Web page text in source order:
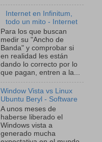
Internet en Infinitum,
todo un mito - Internet
Para los que buscan
medir su "Ancho de
Banda" y comprobar si
en realidad les están
dando lo correcto por lo
que pagan, entren a la...
Window Vista vs Linux
Ubuntu Beryl - Software
A unos meses de
haberse liberado el
Windows vista a
generado mucha